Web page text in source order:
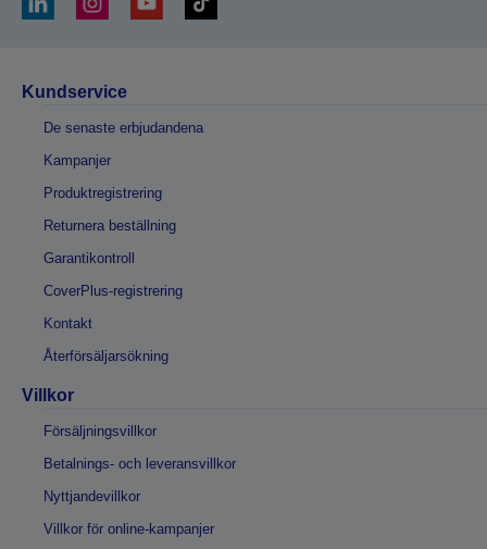
Kundservice
De senaste erbjudandena
Kampanjer
Produktregistrering
Returnera beställning
Garantikontroll
CoverPlus-registrering
Kontakt
Återförsäljarsökning
Villkor
Försäljningsvillkor
Betalnings- och leveransvillkor
Nyttjandevillkor
Villkor för online-kampanjer